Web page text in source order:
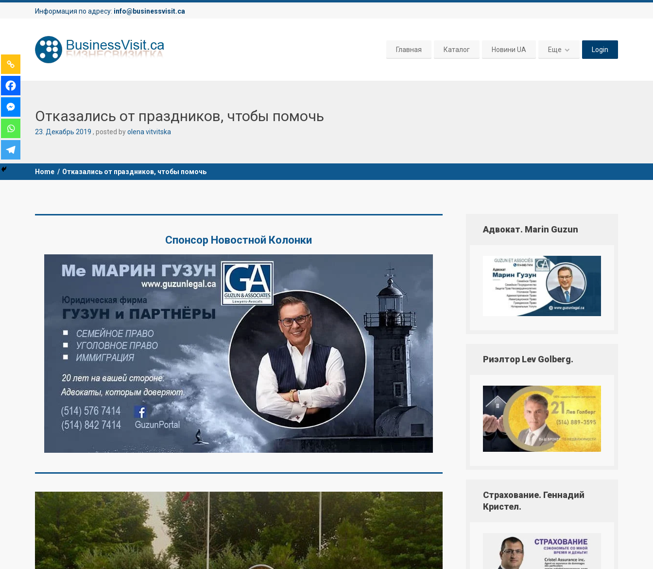
Информация по адресу: info@businessvisit.ca
Главная Каталог Новини UA Еще Login
Отказались от праздников, чтобы помочь
23 Декабрь 2019 posted byolena vitvitska
Home / Отказались от праздников, чтобы помочь
Спонсор Новостной Колонки
Адвокат. Marin Guzun
Риэлтор Lev Golberg.
Страхование. Геннадий
Кристел.